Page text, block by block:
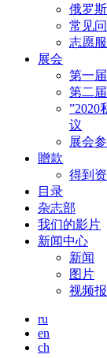
俄罗
常见
志愿
展会
第一
第二
”2020
议
展会
贈款
得到
目录
杂志部
我们的影片
新闻中心
新闻
图片
视频
ru
en
ch